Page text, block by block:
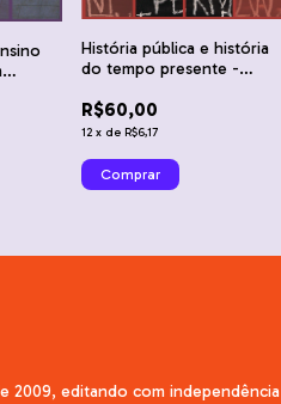
História pública e história
do tempo presente -
Viviane Trindade Borges
R$60,00
12 x de R$6,17
2009, editando com independência